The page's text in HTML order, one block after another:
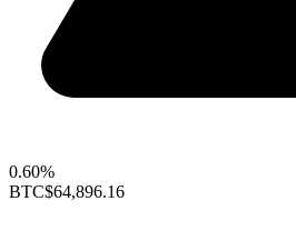
0.60%
BTC$64,896.16